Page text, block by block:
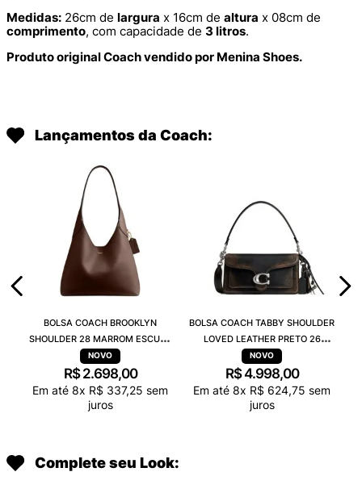
Medidas: 26cm de largura x 16cm de altura x 08cm de
comprimento, com capacidade de 3 litros.
Produto original Coach vendido por Menina Shoes.
Lançamentos da Coach:
BOLSA COACH BROOKLYN
SHOULDER 28 MARROM ESCURO
CU068B4MPL
R$ 2.698,00
Em até 8x R$ 337,25 sem
juros
BOLSA COACH TABBY SHOULDER
LOVED LEATHER PRETO 26
CBH35LHPMZ
R$4.998,00
Em até 8x R$ 624,75 sem
juros
Complete seu Look: